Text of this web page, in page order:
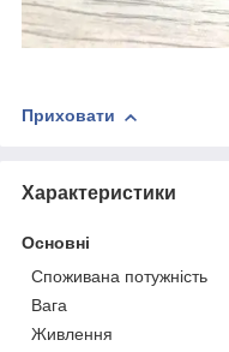
Приховати
Характеристики
Основні
Споживана потужність
Вага
Живлення